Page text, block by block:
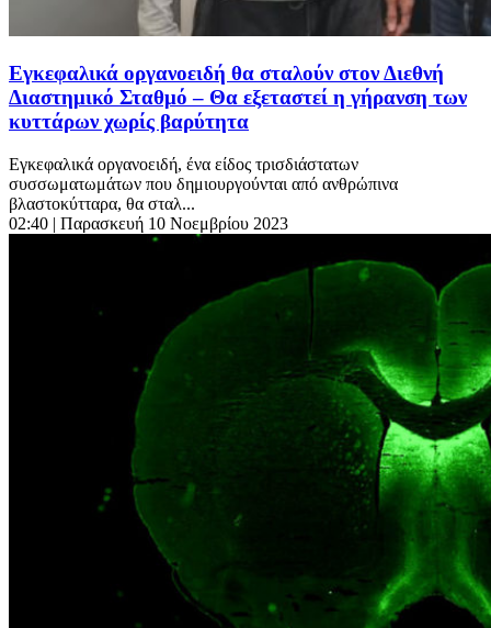
Εγκεφαλικά οργανοειδή θα σταλούν στον Διεθνή
Διαστημικό Σταθμό – Θα εξεταστεί η γήρανση των
κυττάρων χωρίς βαρύτητα
Εγκεφαλικά οργανοειδή, ένα είδος τρισδιάστατων
συσσωματωμάτων που δημιουργούνται από ανθρώπινα
βλαστοκύτταρα, θα σταλ...
02:40 | Παρασκευή 10 Νοεμβρίου 2023